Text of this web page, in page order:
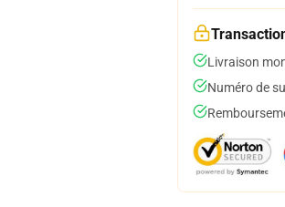
Livraison
Numéro de